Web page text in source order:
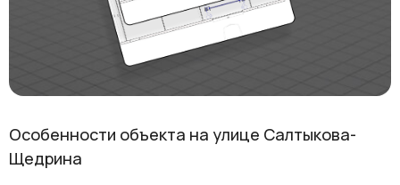
Особенности объекта на улице Салтыкова-
Щедрина